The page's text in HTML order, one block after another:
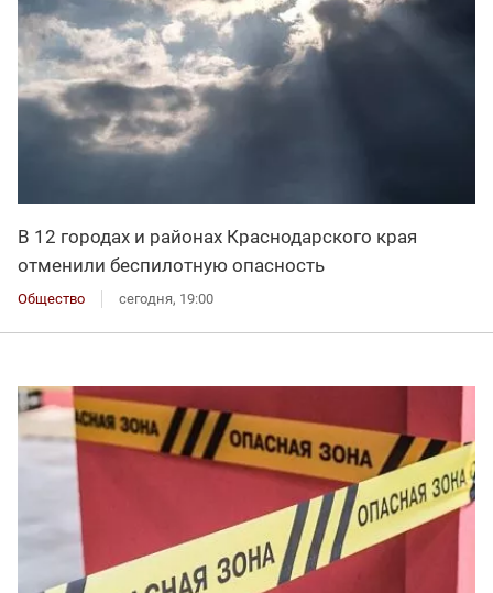
В 12 городах и районах Краснодарского края
отменили беспилотную опасность
Общество сегодня, 19:00